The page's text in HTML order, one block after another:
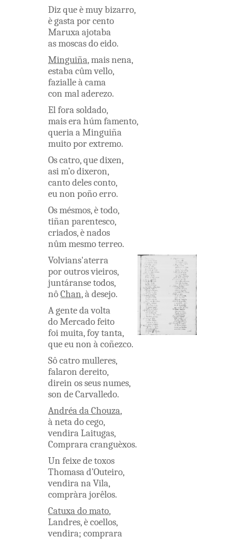
Diz queèmuybizarro,
ègastaporcento
Maruxaajotaba
asmoscasdoeido.
Minguiña,maisnena,
estabacûmvello,
fazialleàcama
con maladerezo.
Elforasoldado,
maiserahúmfamento,
queriaaMinguiña
muitoporextremo.
Oscatro,quedixen,
asim’odixeron,
cantodelesconto,
eunon poñoerro.
Osmésmos,ètodo,
tiñan parentesco,
criados,ènados
nûmmesmoterreo.
Volvians'aterra
poroutrosvieiros,
juntáransetodos,
nôChan,àdesejo.
Agentedavolta
doMercadofeito
foimuita,foytanta,
queeunon àcoñezco.
Sôcatromulleres,
falaron dereito,
direin osseusnumes,
son deCarvalledo.
AndréadaChouza,
ànetadocego,
vendiraLaitugas,
Compraracranguèxos.
Un feixedetoxos
Thomasad’Outeiro,
vendiranaVila,
compràrajorêlos.
Catuxadomato,
Landres,ècoellos,
vendira; comprara